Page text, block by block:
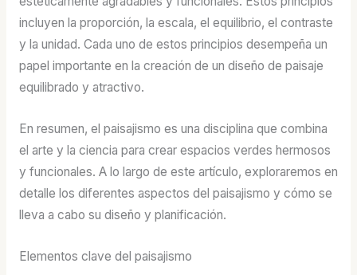
incluyen la proporción, la escala, el equilibrio, el contraste
y la unidad. Cada uno de estos principios desempeña un
papel importante en la creación de un diseño de paisaje
equilibrado y atractivo.
En resumen, el paisajismo es una disciplina que combina
el arte y la ciencia para crear espacios verdes hermosos
y funcionales. A lo largo de este artículo, exploraremos en
detalle los diferentes aspectos del paisajismo y cómo se
lleva a cabo su diseño y planificación.
Elementos clave del paisajismo